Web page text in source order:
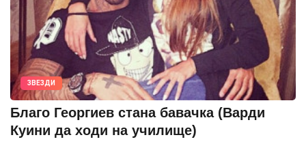
ЗВЕЗДИ
Благо Георгиев стана бавачка (Варди
Куини да ходи на училище)